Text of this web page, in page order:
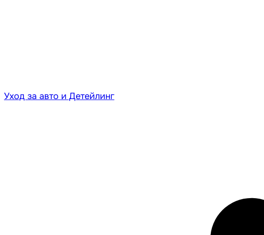
Уход за авто и Детейлинг